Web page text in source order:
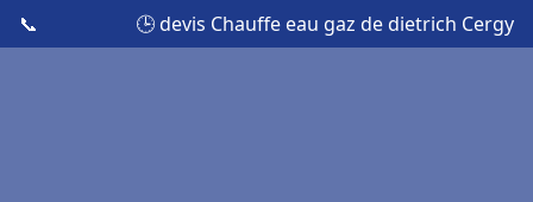
📞 🕒 devis Chauffe eau gaz de dietrich Cergy